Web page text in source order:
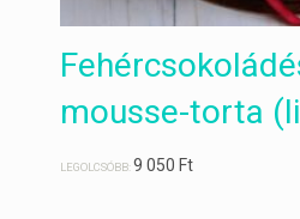
mousse-torta
LEGOLCSÓBB:9 050Ft